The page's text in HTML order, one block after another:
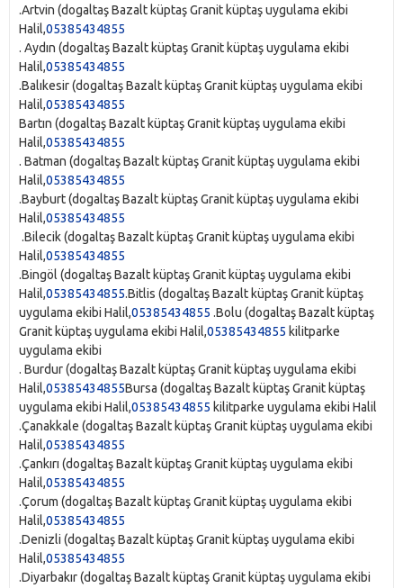
.Artvin‎ (dogaltaş Bazalt küptaş Granit küptaş uygulama ekibi
Halil,05385434855
. Aydın‎ (dogaltaş Bazalt küptaş Granit küptaş uygulama ekibi
Halil,05385434855
.Balıkesir‎ (dogaltaş Bazalt küptaş Granit küptaş uygulama ekibi
Halil,05385434855
Bartın‎ (dogaltaş Bazalt küptaş Granit küptaş uygulama ekibi
Halil,05385434855
. Batman‎ (dogaltaş Bazalt küptaş Granit küptaş uygulama ekibi
Halil,05385434855
.Bayburt‎ (dogaltaş Bazalt küptaş Granit küptaş uygulama ekibi
Halil,05385434855
.Bilecik‎ (dogaltaş Bazalt küptaş Granit küptaş uygulama ekibi
Halil,05385434855
.Bingöl‎ (dogaltaş Bazalt küptaş Granit küptaş uygulama ekibi
Halil,05385434855.Bitlis‎ (dogaltaş Bazalt küptaş Granit küptaş
uygulama ekibi Halil,05385434855 .Bolu‎ (dogaltaş Bazalt küptaş
Granit küptaş uygulama ekibi Halil,05385434855 kilitparke
uygulama ekibi
. Burdur‎ (dogaltaş Bazalt küptaş Granit küptaş uygulama ekibi
Halil,05385434855Bursa‎ (dogaltaş Bazalt küptaş Granit küptaş
uygulama ekibi Halil,05385434855 kilitparke uygulama ekibi Halil
.Çanakkale‎ (dogaltaş Bazalt küptaş Granit küptaş uygulama ekibi
Halil,05385434855
.Çankırı‎ (dogaltaş Bazalt küptaş Granit küptaş uygulama ekibi
Halil,05385434855
.Çorum‎ (dogaltaş Bazalt küptaş Granit küptaş uygulama ekibi
Halil,05385434855
.Denizli‎ (dogaltaş Bazalt küptaş Granit küptaş uygulama ekibi
Halil,05385434855
.Diyarbakır‎ (dogaltaş Bazalt küptaş Granit küptaş uygulama ekibi